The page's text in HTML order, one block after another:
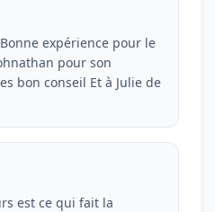
expérience pour le
pour son
bon conseil Et à Julie de
est ce qui fait la